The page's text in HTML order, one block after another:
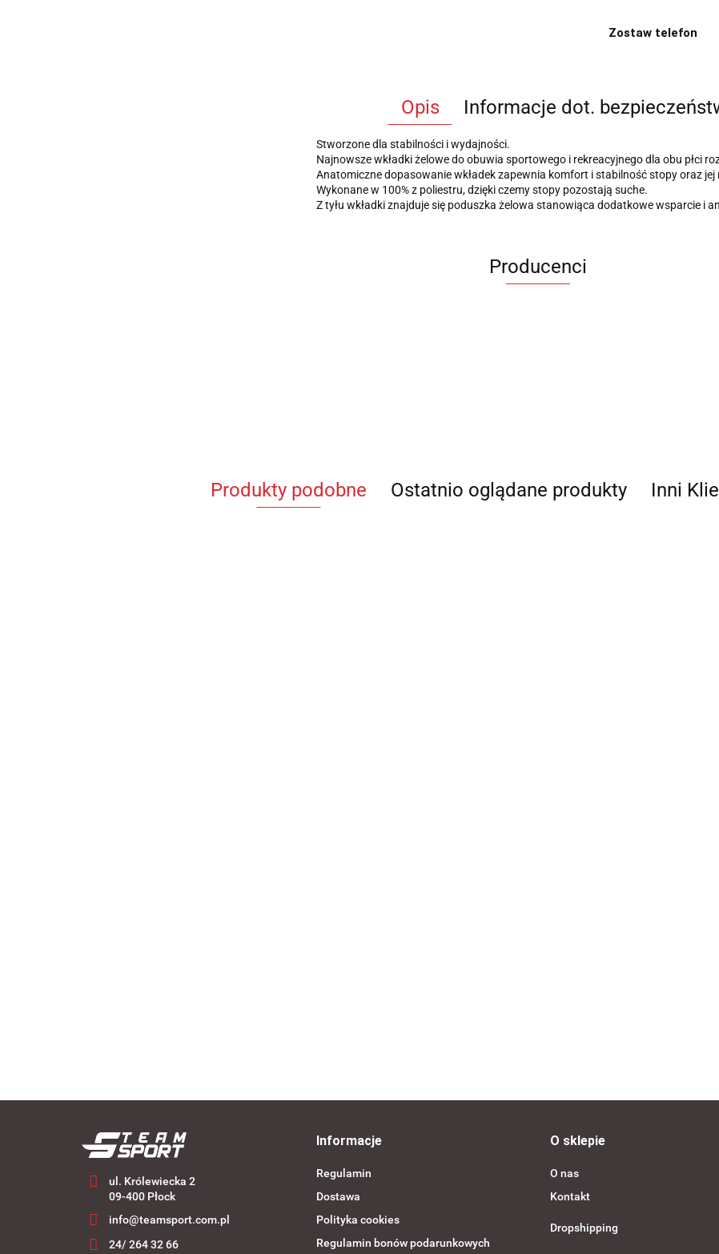
Zostaw telefon
Opis Informacje dot.
Stworzone dla stabilności i wydajności.
Najnowsze wkładki żelowe do obuwia sportowego i rekreacyjnego dla obu płci
Anatomiczne dopasowanie wkładek zapewnia komfort i stabilność stopy oraz
Wykonane w 100% z poliestru, dzięki czemy stopy pozostają suche.
Z tyłu wkładki znajduje się poduszka żelowa stanowiąca dodatkowe wsparcie i
Producenci
Produkty podobne Ostatnio oglądane produkty Inni
ul. Królewiecka 2
09-400 Płock
info@teamsport.com.pl
24/ 264 32 66
Informacje
Regulamin
Dostawa
Polityka cookies
Regulamin bonów podarunkowych
O sklepie
O nas
Kontakt
Dropshipping